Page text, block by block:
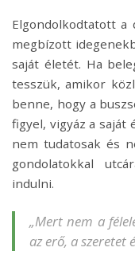
Elgondolkodtatott a
megbízott
saját életét. Ha
tesszük, amikor
benne, hogy a
figyel, vigyáz a saját
nem tudatosak és
gondolatokkal
indulni.
„Mert nem a
az erő, a szeretet